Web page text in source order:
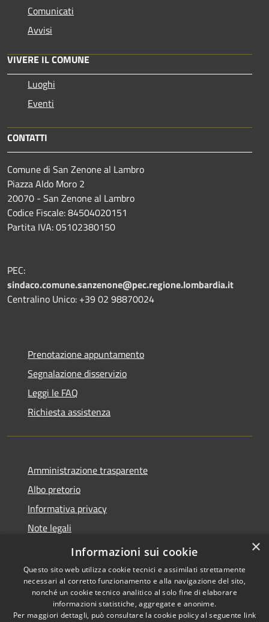
Comunicati
Avvisi
VIVERE IL COMUNE
Luoghi
Eventi
CONTATTI
Comune di San Zenone al Lambro
Piazza Aldo Moro 2
20070 - San Zenone al Lambro
Codice Fiscale: 84504020151
Partita IVA: 05102380150
PEC:
sindaco.comune.sanzenone@pec.regione.lombardia.it
Centralino Unico: +39 02 98870024
Prenotazione appuntamento
Segnalazione disservizio
Leggi le FAQ
Richiesta assistenza
Amministrazione trasparente
Albo pretorio
Informativa privacy
Note legali
Dichiarazione di accessibilità
Copyright © 2026 • Comune di
×
Informazioni sui cookie
Questo sito web utilizza cookie tecnici e assimilati strettamente
necessari al corretto funzionamento e alla navigazione del sito,
nonché un cookie tecnico analitico al solo fine di elaborare
informazioni statistiche, aggregate e anonime.
Per maggiori dettagli, può consultare la cookie policy al seguente link